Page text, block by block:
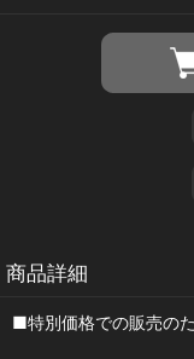
商品詳細
■特別価格での販売の